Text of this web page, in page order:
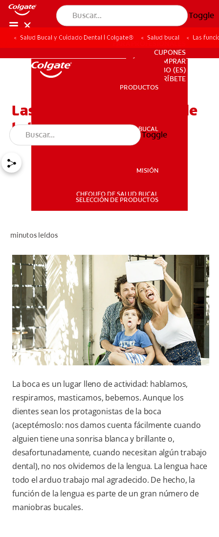
Toggle
PRODUCTOS
SALUD BUCAL
PARA PROFESIONALES
CUPONES
DÓNDE COMPRAR
BO (ES)
PARA PROFESIONALES
CUPONES
DÓNDE COMPRAR
BO (ES)
SUSCRÍBETE
PRODUCTOS
SALUD BUCAL
MISIÓN
CHEQUEO DE SALUD BUCAL
SELECCIÓN DE PRODUCTOS
Toggle
Salud Bucal y Cuidado Dental | Colgate® Salud bucal Las
Las funciones y el papel de
la lengua
minutos leídos
La boca es un lugar lleno de actividad: hablamos,
respiramos, masticamos, bebemos. Aunque los
dientes sean los protagonistas de la boca
(aceptémoslo: nos damos cuenta fácilmente cuando
alguien tiene una sonrisa blanca y brillante o,
desafortunadamente, cuando necesitan algún trabajo
dental), no nos olvidemos de la lengua. La lengua hace
todo el arduo trabajo mal agradecido. De hecho, la
función de la lengua es parte de un gran número de
maniobras bucales.